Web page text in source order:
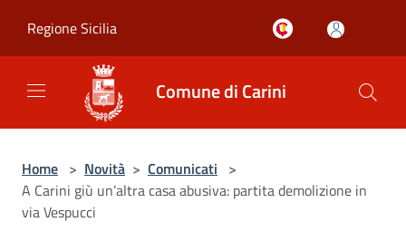
Regione Sicilia
Comune di Carini
Home > Novità > Comunicati >
A Carini giù un’altra casa abusiva: partita demolizione in
via Vespucci